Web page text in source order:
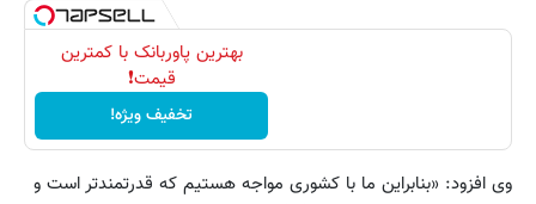
بهترین پاوربانک با کمترین
قیمت❗
تخفیف ویژه!
وی افزود: «بنابراین ما با کشوری مواجه هستیم که قدرتمندتر است و